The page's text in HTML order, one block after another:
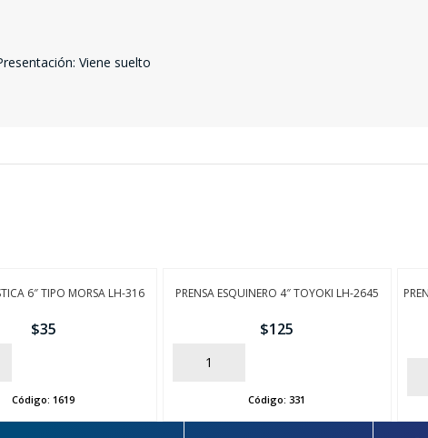
Viene suelto
6″ TIPO MORSA LH-316
$35
Código:1619
PRENSA ESQUINERO 4″ TOYOKI LH-2645
$125
AÑADIR
Código:331